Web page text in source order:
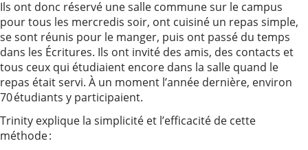
Ils ont donc réservé une salle commune sur le campus
pour tous les mercredis soir, ont cuisiné un repas simple,
se sont réunis pour le manger, puis ont passé du temps
dans les Écritures. Ils ont invité des amis, des contacts et
tous ceux qui étudiaient encore dans la salle quand le
repas était servi. À un moment l’année dernière, environ
70 étudiants y participaient.
Trinity explique la simplicité et l’efficacité de cette
méthode :